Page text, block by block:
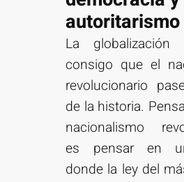
autoritarismo
La
consigo que el
revolucionario
de la historia.
nacionalismo
es pensar en
donde la ley del